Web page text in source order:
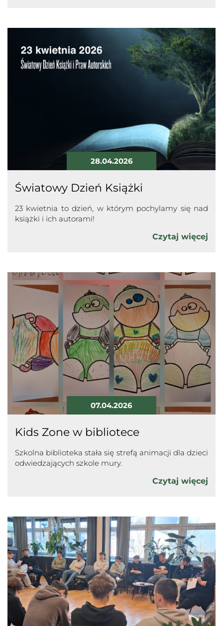
28.04.2026
Światowy Dzień Książki
23 kwietnia to dzień, w którym pochylamy się nad
książki i ich autorami!
Czytaj więcej
07.04.2026
Kids Zone w bibliotece
Szkolna biblioteka stała się strefą animacji dla dzieci
odwiedzających szkole mury.
Czytaj więcej